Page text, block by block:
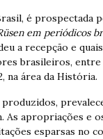
é prospectada
em periódicos
a recepção e
brasileiros, entre
na área da História.
As apropriações e
esparsas no